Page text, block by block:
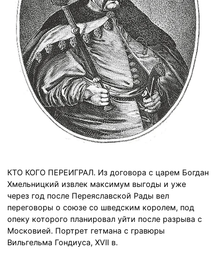
КТО КОГО ПЕРЕИГРАЛ. Из договора с царем Богдан
Хмельницкий извлек максимум выгоды и уже
через год после Переяславской Рады вел
переговоры о союзе со шведским королем, под
опеку которого планировал уйти после разрыва с
Московией. Портрет гетмана с гравюры
Вильгельма Гондиуса, XVII в.